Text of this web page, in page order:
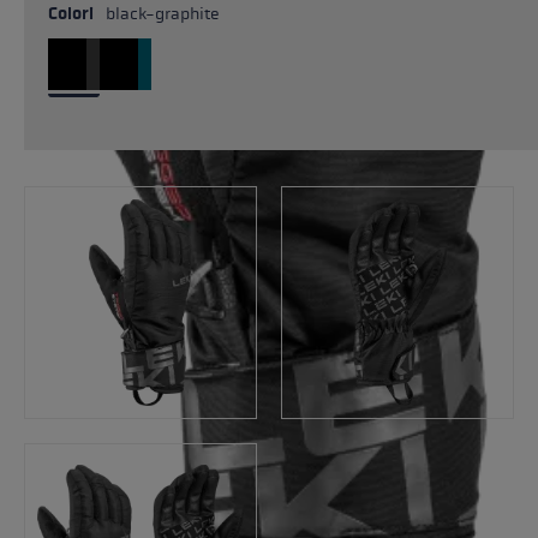
Colori black-graphite